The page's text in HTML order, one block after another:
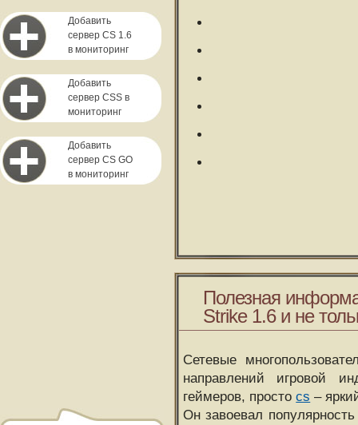
Добавить
сервер CS 1.6
в мониторинг
Добавить
сервер CSS в
мониторинг
Добавить
сервер CS GO
в мониторинг
Полезная
Strike 1.6 и не
Сетевые
направлений игровой
геймеров, простоcs –
Он завоевал